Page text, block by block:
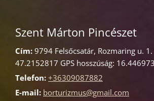
Szent Márton Pincészet
Cím: 9794 Felsőcsatár, Rozmaring u. 1.
47.2152817 GPS hosszúság: 16.446973
Telefon: +36309087882
E-mail: borturizmus@gmail.com